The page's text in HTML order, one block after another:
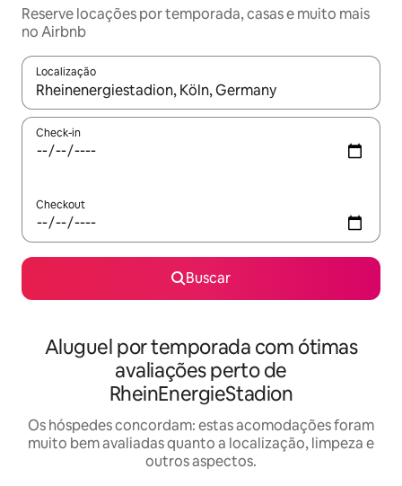
Reserve locações por temporada, casas e muito mais
no Airbnb
Localização
Quando os resultados estiverem disponíveis, explore-os
Check-in
Checkout
Buscar
Aluguel por temporada com ótimas
avaliações perto de
RheinEnergieStadion
Os hóspedes concordam: estas acomodações foram
muito bem avaliadas quanto a localização, limpeza e
outros aspectos.